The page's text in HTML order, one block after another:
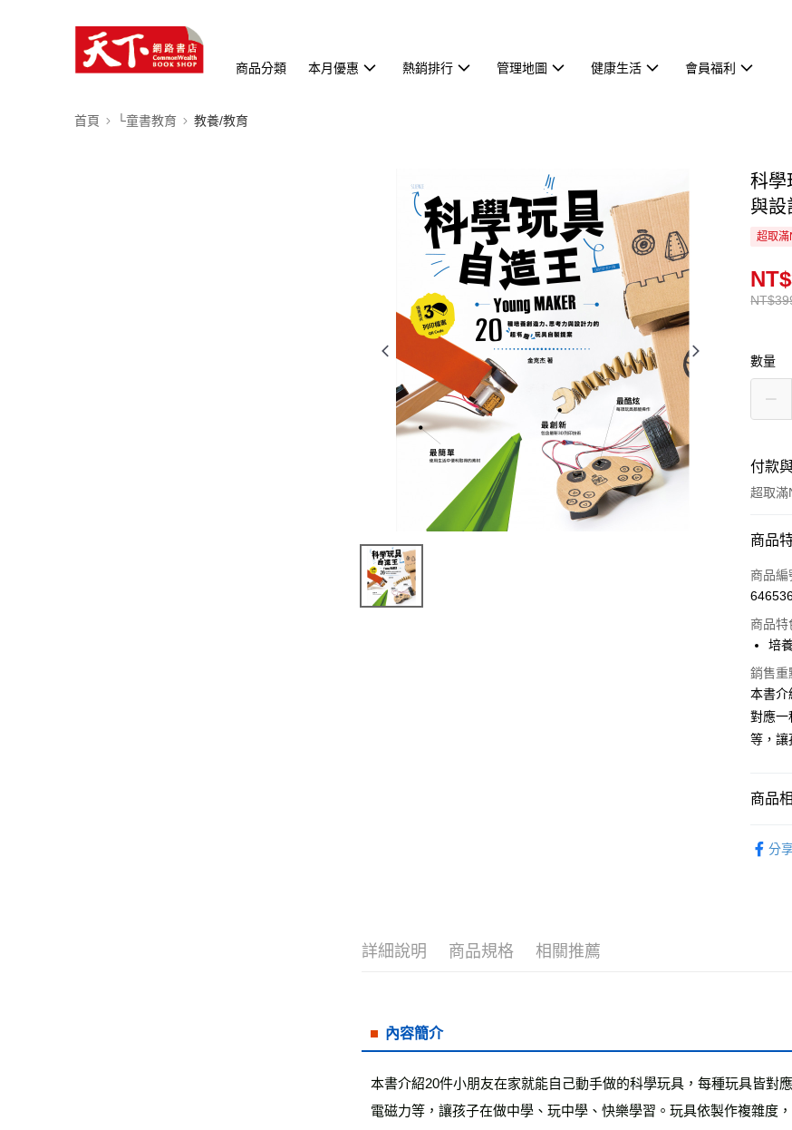
商品分類 本月優惠 熱銷排行 管理地圖 健康生活 會員福利
首頁 └童書教育 教養/教育
科學
與設
超取
數量
付款
超取滿
付款
信用卡
LINE
Apple
悠遊付
商品
商品編
商品特
培
銷售重
本書介
對應一
等，讓
商品
分
詳細說明 商品規格 相關推薦
內容簡介
本書介紹20件小朋友在家就能自己動手做的科學玩具，每種玩具皆對
電磁力等，讓孩子在做中學、玩中學、快樂學習。玩具依製作複雜度